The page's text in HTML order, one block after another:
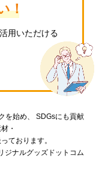
！
用いただける
を始め、 SDGsにも貢献
・
ております。
ジナルグッズドットコム